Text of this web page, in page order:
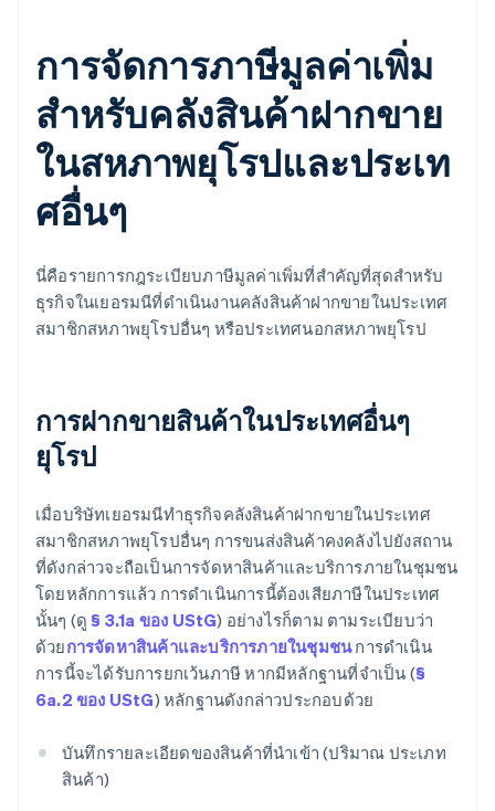
การจัดการภาษีมูลค่าเพิ่ม
สำหรับคลังสินค้าฝากขาย
ในสหภาพยุโรปและประเท
ศอื่นๆ
นี่คือรายการกฎระเบียบภาษีมูลค่าเพิ่มที่สำคัญที่สุดสำหรับ
ธุรกิจในเยอรมนีที่ดำเนินงานคลังสินค้าฝากขายในประเทศ
สมาชิกสหภาพยุโรปอื่นๆ หรือประเทศนอกสหภาพยุโรป
การฝากขายสินค้าในประเทศอื่นๆ
ยุโรป
เมื่อบริษัทเยอรมนีทำธุรกิจคลังสินค้าฝากขายในประเทศ
สมาชิกสหภาพยุโรปอื่นๆ การขนส่งสินค้าคงคลังไปยังสถาน
ที่ดังกล่าวจะถือเป็นการจัดหาสินค้าและบริการภายในชุมชน
โดยหลักการแล้ว การดำเนินการนี้ต้องเสียภาษีในประเทศ
นั้นๆ (ดู§ 3.1a ของ UStG) อย่างไรก็ตาม ตามระเบียบว่า
ด้วยการจัดหาสินค้าและบริการภายในชุมชนการดำเนิน
การนี้จะได้รับการยกเว้นภาษี หากมีหลักฐานที่จำเป็น (§
6a.2 ของ UStG) หลักฐานดังกล่าวประกอบด้วย
บันทึกรายละเอียดของสินค้าที่นำเข้า (ปริมาณ ประเภท
สินค้า)